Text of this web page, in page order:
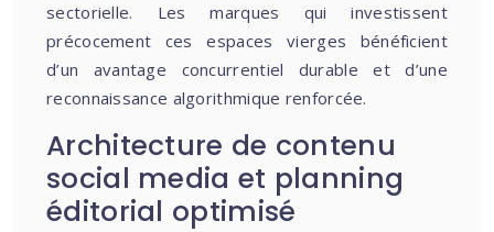
sectorielle. Les marques qui investissent
précocement ces espaces vierges bénéficient
d’un avantage concurrentiel durable et d’une
reconnaissance algorithmique renforcée.
Architecture de contenu
social media et planning
éditorial optimisé